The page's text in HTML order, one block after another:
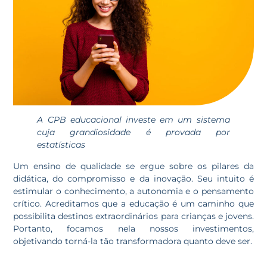
A CPB educacional investe em um sistema
cuja grandiosidade é provada por
estatísticas
Um ensino de qualidade se ergue sobre os pilares da
didática, do compromisso e da inovação. Seu intuito é
estimular o conhecimento, a autonomia e o pensamento
crítico. Acreditamos que a educação é um caminho que
possibilita destinos extraordinários para crianças e jovens.
Portanto, focamos nela nossos investimentos,
objetivando torná-la tão transformadora quanto deve ser.